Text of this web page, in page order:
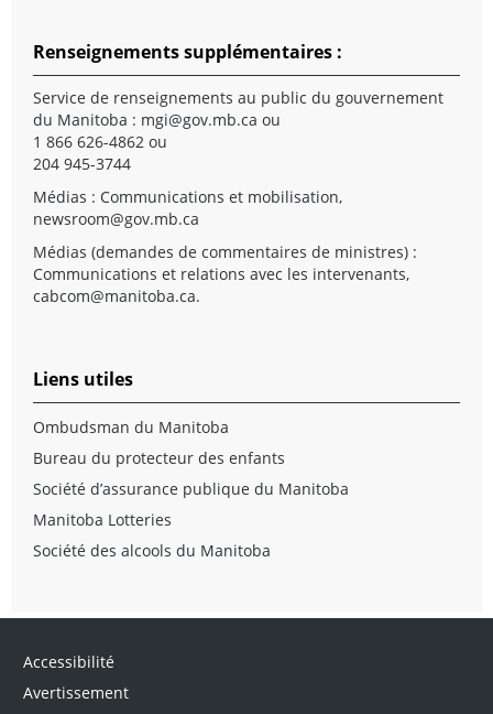
Renseignements supplémentaires :
Service de renseignements au public du gouvernement
du Manitoba : mgi@gov.mb.ca ou
1 866 626-4862 ou
204 945-3744
Médias : Communications et mobilisation,
newsroom@gov.mb.ca
Médias (demandes de commentaires de ministres) :
Communications et relations avec les intervenants,
cabcom@manitoba.ca.
Liens utiles
Ombudsman du Manitoba
Bureau du protecteur des enfants
Société d’assurance publique du Manitoba
Manitoba Lotteries
Société des alcools du Manitoba
Accessibilité
Avertissement